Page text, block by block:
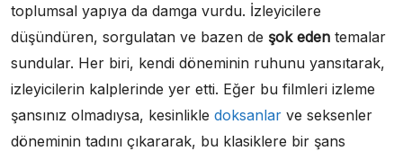
toplumsal yapıya da damga vurdu. İzleyicilere
düşündüren, sorgulatan ve bazen de şok eden temalar
sundular. Her biri, kendi döneminin ruhunu yansıtarak,
izleyicilerin kalplerinde yer etti. Eğer bu filmleri izleme
şansınız olmadıysa, kesinlikle doksanlar ve seksenler
döneminin tadını çıkararak, bu klasiklere bir şans